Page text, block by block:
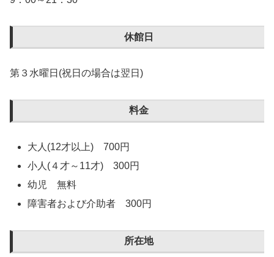
休館日
第３水曜日(祝日の場合は翌日)
料金
大人(12才以上) 700円
小人(４才～11才) 300円
幼児 無料
障害者および介助者 300円
所在地